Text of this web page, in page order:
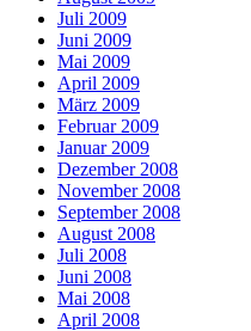
Juli 2009
Juni 2009
Mai 2009
April 2009
März 2009
Februar 2009
Januar 2009
Dezember 2008
November 2008
September 2008
August 2008
Juli 2008
Juni 2008
Mai 2008
April 2008